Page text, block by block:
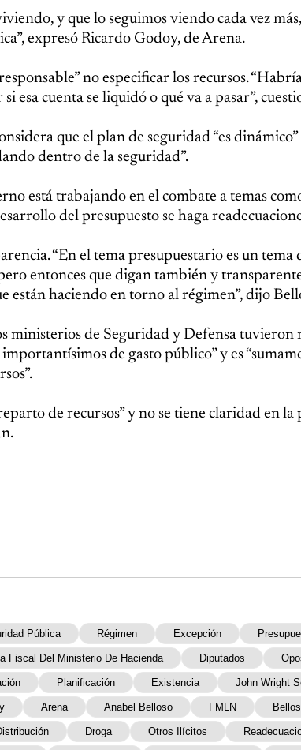
y que lo seguimos viendo cada vez
expresó Ricardo Godoy, de Arena.
no especificar los recursos.
esa cuenta se liquidó o qué va a pasar”,
que el plan de seguridad “es dinámico”
dentro de la seguridad”.
está trabajando en el combate a temas
del presupuesto se haga
“En el tema presupuestario es un tema
entonces que digan también y
están haciendo en torno al régimen”, dijo
ministerios de Seguridad y Defensa tuvieron
de gasto público” y es
de recursos” y no se tiene claridad en
Pública Régimen Excepción
Fiscal Del Ministerio De Hacienda Diputados
Planificación Existencia John Wright
Arena Anabel Belloso FMLN
Droga Otros Ilícitos